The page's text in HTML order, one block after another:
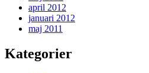
april 2012
januari 2012
maj 2011
Kategorier